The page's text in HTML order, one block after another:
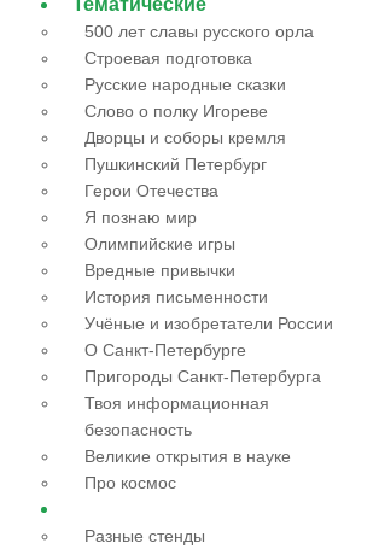
Тематические
500 лет славы русского орла
Строевая подготовка
Русские народные сказки
Слово о полку Игореве
Дворцы и соборы кремля
Пушкинский Петербург
Герои Отечества
Я познаю мир
Олимпийские игры
Вредные привычки
История письменности
Учёные и изобретатели России
О Санкт-Петербурге
Пригороды Санкт-Петербурга
Твоя информационная
безопасность
Великие открытия в науке
Про космос
Разные стенды